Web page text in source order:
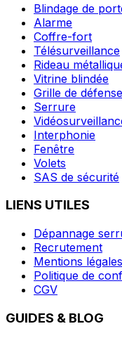
Blindage de
Alarme
Coffre-fort
Télésurveillance
Rideau
Vitrine blindée
Grille de défense
Serrure
Interphonie
Fenêtre
Volets
SAS de sécurité
LIENS UTILES
Dépannage
Recrutement
Mentions légales
Politique de
CGV
GUIDES & BLOG